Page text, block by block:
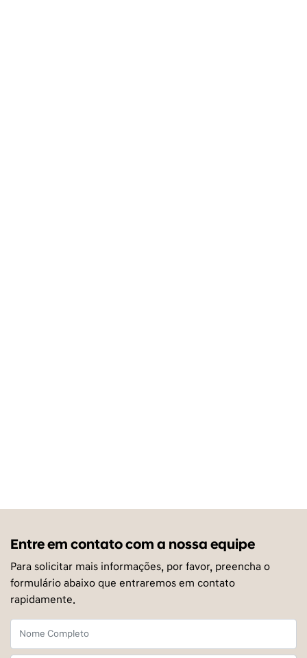
Entre em contato com a nossa equipe
Para solicitar mais informações, por favor, preencha o
formulário abaixo que entraremos em contato
rapidamente.